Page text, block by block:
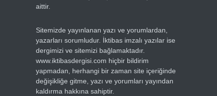
aittir.
Sitemizde yayınlanan yazı ve yorumlardan,
yazarları sorumludur. İktibas imzalı yazılar ise
dergimizi ve sitemizi bağlamaktadır.
www.iktibasdergisi.com hiçbir bildirim
yapmadan, herhangi bir zaman site içeriğinde
değişikliğe gitme, yazı ve yorumları yayından
kaldırma hakkına sahiptir.